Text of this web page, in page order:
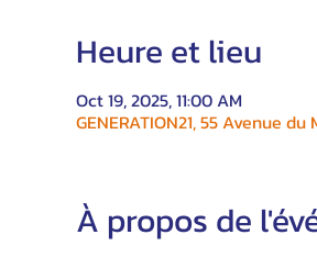
Heure et lieu
Oct 19, 2025, 11:00 AM
GENERATION21, 55 Avenue
À propos de